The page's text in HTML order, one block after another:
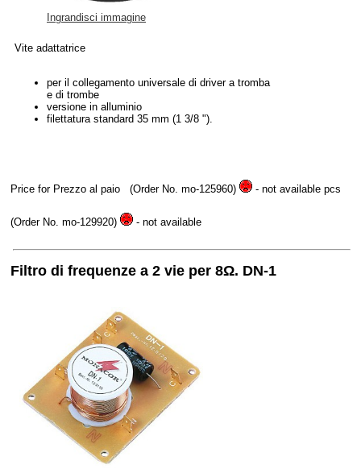
Ingrandisci immagine
Vite adattatrice
per il collegamento universale di driver a tromba
e di trombe
versione in alluminio
filettatura standard 35 mm (1 3/8 ").
Price for Prezzo al paio (Order No. mo-125960) - not available pcs
(Order No. mo-129920) - not available
Filtro di frequenze a 2 vie per 8Ω. DN-1